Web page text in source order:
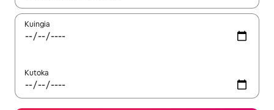
Kuingia
Kutoka